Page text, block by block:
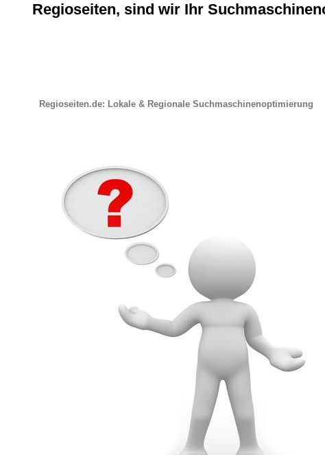
Regioseiten, sind wir Ihr
Regioseiten.de: Lokale & Regionale Suchmaschinenoptimierung